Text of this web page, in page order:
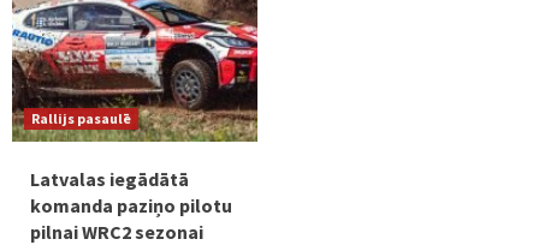
Rallijs pasaulē
Latvalas iegādātā
komanda paziņo pilotu
pilnai WRC2 sezonai